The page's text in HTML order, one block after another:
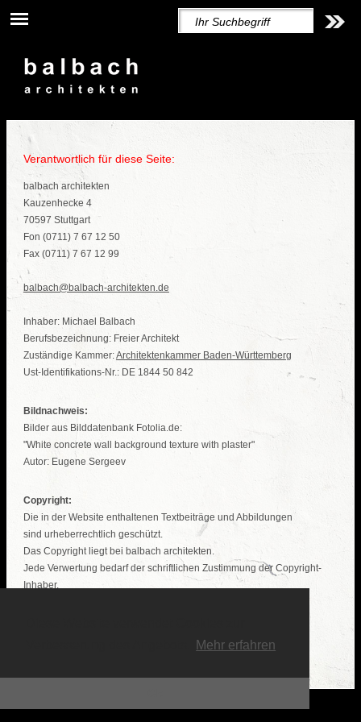
Mehr erfahren
Verantwortlich für diese Seite:
balbach architekten
Kauzenhecke 4
70597 Stuttgart
Fon (0711) 7 67 12 50
Fax (0711) 7 67 12 99
balbach@balbach-architekten.de
Inhaber: Michael Balbach
Berufsbezeichnung: Freier Architekt
Zuständige Kammer:Architektenkammer Baden-Württemberg
Ust-Identifikations-Nr.: DE 1844 50 842
Bildnachweis:
Bilder aus Bilddatenbank Fotolia.de:
"White concrete wall background texture with plaster"
Autor: Eugene Sergeev
Copyright:
Die in der Website enthaltenen Textbeiträge und Abbildungen
sind urheberrechtlich geschützt.
Das Copyright liegt bei balbach architekten.
Jede Verwertung bedarf der schriftlichen Zustimmung der Copyright-
Inhaber.
Verantwortlich für die Inhalte und die Gestaltung sämtlicher